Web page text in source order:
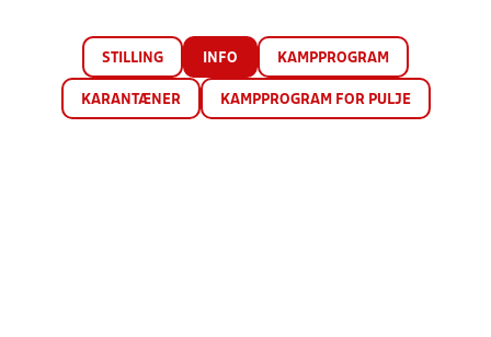
STILLING INFO KAMPPROGRAM
KARANTÆNER KAMPPROGRAM FOR PULJE